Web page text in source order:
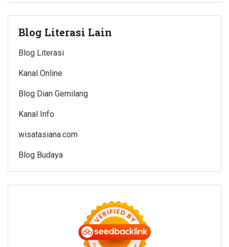
Blog Literasi Lain
Blog Literasi
Kanal Online
Blog Dian Gemilang
Kanal Info
wisatasiana.com
Blog Budaya